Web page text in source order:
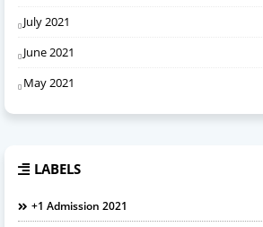
July 2021
June 2021
May 2021
LABELS
+1 Admission 2021